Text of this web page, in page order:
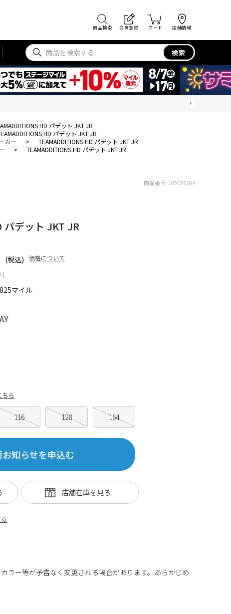
商品検索 会員登録 カート 店舗情報
検索
HD パデット JKT JR
HD パデット JKT JR
カー >
TEAMADDITIONS HD パデット JKT JR
> TEAMADDITIONS HD パデット JKT JR
825マイル
パデット JKT JR
)
(税込) 価格について
116 128 164
ちら
お知らせを申込む
商品番号： 85157204
ラー等が予告なく変更される場合があります。あらかじめ